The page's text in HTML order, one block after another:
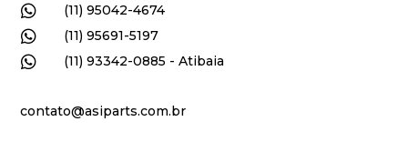
 (11) 95042-4674
 (11) 95691-5197
 (11) 93342-0885 - Atibaia
contato@asiparts.com.br